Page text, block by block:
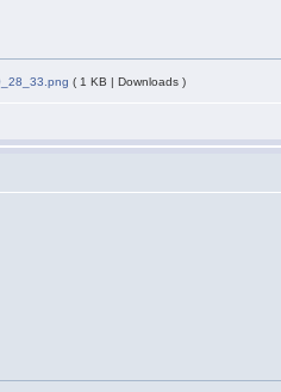
( 1 KB | Downloads )